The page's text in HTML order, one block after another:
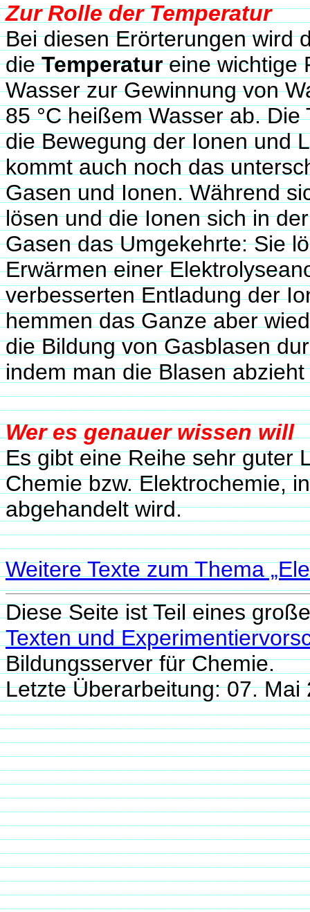
Zur Rolle der Temperatur
Bei diesen Erörterungen wird
dieTemperatureine wichtige
Wasser zur Gewinnung von
85 °C heißem Wasser ab.
die Bewegung der Ionen und
kommt auch noch das
Gasen und Ionen. Während
lösen und die Ionen sich in
Gasen das Umgekehrte: Sie
Erwärmen einer
verbesserten Entladung der
hemmen das Ganze aber
die Bildung von Gasblasen
indem man die Blasen
Wer es genauer wissen will
Es gibt eine Reihe sehr guter
Chemie bzw. Elektrochemie,
abgehandelt wird.
Weitere Texte zum Thema
Diese Seite ist Teil eines
Texten und
Bildungsserver für Chemie.
Letzte Überarbeitung: 07.